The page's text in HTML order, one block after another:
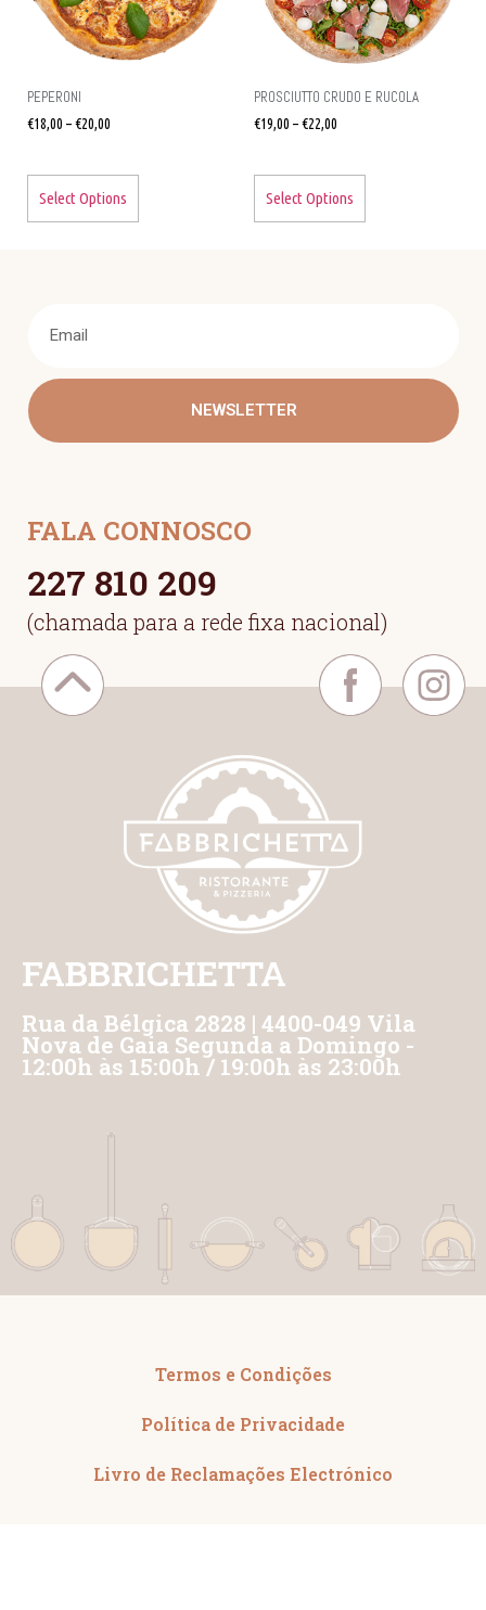
PEPERONI
€18,00 –€20,00
Select Options
PROSCIUTTO CRUDO E RUCOLA
€19,00 –€22,00
Select Options
NEWSLETTER
FALA CONNOSCO
227 810 209
(chamada para a rede fixa nacional)
FABBRICHETTA
Rua da Bélgica 2828 | 4400-049 Vila
Nova de Gaia Segunda a Domingo -
12:00h às 15:00h / 19:00h às 23:00h
Termos e Condições
Política de Privacidade
Livro de Reclamações Electrónico